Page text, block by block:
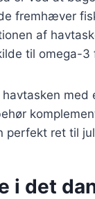
fremhæver
af
til omega-3
med
perfekt ret til
i det